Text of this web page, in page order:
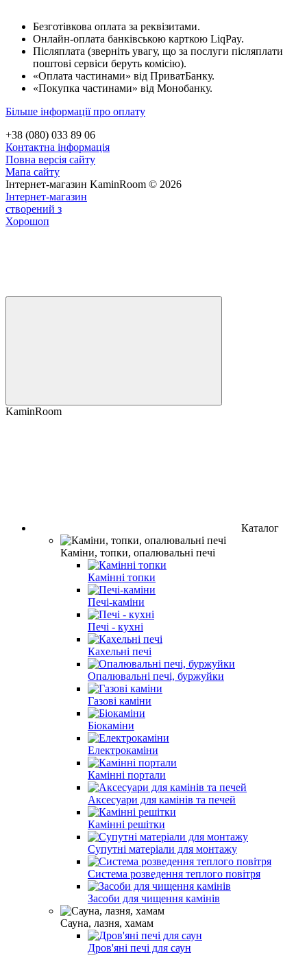
Безготівкова оплата за реквізитами.
Онлайн-оплата банківською карткою LiqPay.
Післяплата (зверніть увагу, що за послуги післяплати
поштові сервіси беруть комісію).
«Оплата частинами» від ПриватБанку.
«Покупка частинами» від Монобанку.
Більше інформації про оплату
+38 (080) 033 89 06
Контактна інформація
Повна версія сайту
Мапа сайту
Інтернет-магазин KaminRoom © 2026
Інтернет-магазин
створений з
Хорошоп
KaminRoom
Каталог
Каміни, топки, опалювальні печі
Камінні топки
Печі-каміни
Печі - кухні
Кахельні печі
Опалювальні печі, буржуйки
Газові каміни
Біокаміни
Електрокаміни
Камінні портали
Аксесуари для камінів та печей
Камінні решітки
Супутні матеріали для монтажу
Система розведення теплого повітря
Засоби для чищення камінів
Сауна, лазня, хамам
Дров'яні печі для саун